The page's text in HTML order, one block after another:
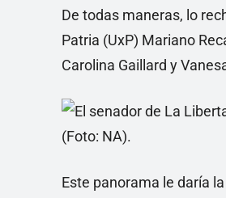
De todas maneras, lo
Patria (UxP) Mariano
Carolina Gaillard y
Este panorama le daría